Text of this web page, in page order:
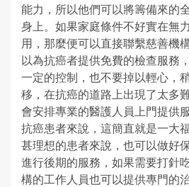
能力，所以他們可以將籌備來的
身上。如果家庭條件不好實在無
用，那麼便可以直接聯繫慈善機
以為抗癌者提供免費的檢查服務
一定的控制，也不要掉以輕心，
移，在抗癌的道路上出現了太多
會安排專業的醫護人員上門提供
抗癌患者來說，這簡直就是一大
甚理想的患者來說，也可以做好
進行後期的服務，如果需要打針
構的工作人員也可以提供專門的